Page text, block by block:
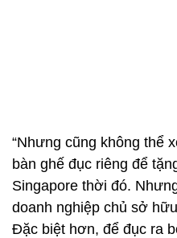
“Nhưng cũng không thể
bàn ghế đục riêng để
Singapore thời đó.
doanh nghiệp chủ sở
Đặc biệt hơn, để đục ra